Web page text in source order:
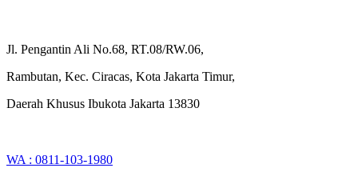
Jl. Pengantin Ali No.68, RT.08/RW.06,
Rambutan, Kec. Ciracas, Kota Jakarta Timur,
Daerah Khusus Ibukota Jakarta 13830
WA : 0811-103-1980